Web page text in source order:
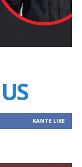
ΚΆΝΤΕ LIKE